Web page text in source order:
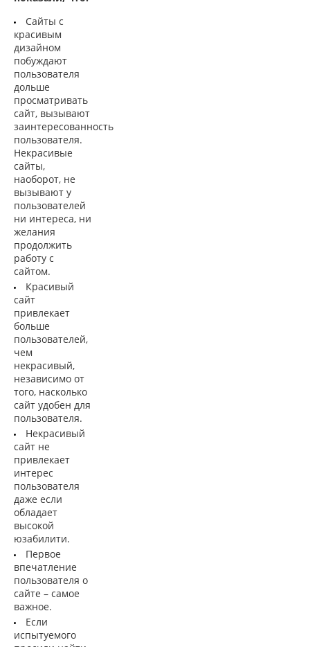
Сайты с
красивым
дизайном
побуждают
пользователя
дольше
просматривать
сайт, вызывают
заинтересованность
пользователя.
Некрасивые
сайты,
наоборот, не
вызывают у
пользователей
ни интереса, ни
желания
продолжить
работу с
сайтом.
Красивый
сайт
привлекает
больше
пользователей,
чем
некрасивый,
независимо от
того, насколько
сайт удобен для
пользователя.
Некрасивый
сайт не
привлекает
интерес
пользователя
даже если
обладает
высокой
юзабилити.
Первое
впечатление
пользователя о
сайте – самое
важное.
Если
испытуемого